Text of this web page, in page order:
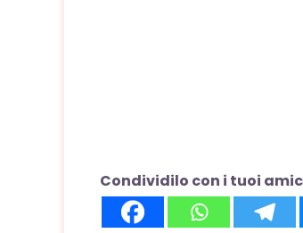
Condividilo con i tuoi